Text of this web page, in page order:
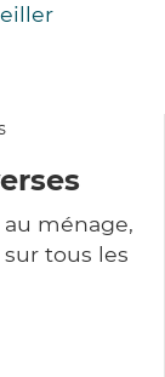
ménage,
tous les